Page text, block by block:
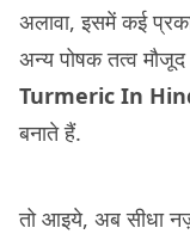
अलावा, इसमें कई
अन्य पोषक तत्व मौजूद
Turmeric In
बनाते हैं.
तो आइये, अब सीधा